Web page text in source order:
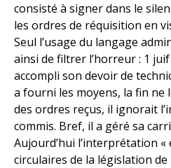
consisté à signer dans le
les ordres de réquisition en
Seul l’usage du langage
ainsi de filtrer l’horreur : 1
accompli son devoir de
a fourni les moyens, la fin ne
des ordres reçus, il ignorait
commis. Bref, il a géré sa
Aujourd’hui l’interprétation
circulaires de la législation